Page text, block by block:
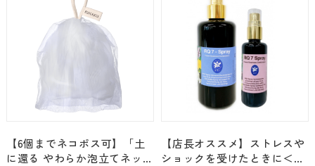
【6個までネコポス可】「土
に還る やわらか泡立てネッ
【店長オススメ】ストレスや
ショックを受けたときに＜コ